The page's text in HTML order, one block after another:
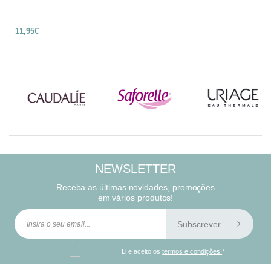
11,95€
NEWSLETTER
Receba as últimas novidades, promoções
em vários produtos!
Subscrever
Li e aceito ostermos e condições*